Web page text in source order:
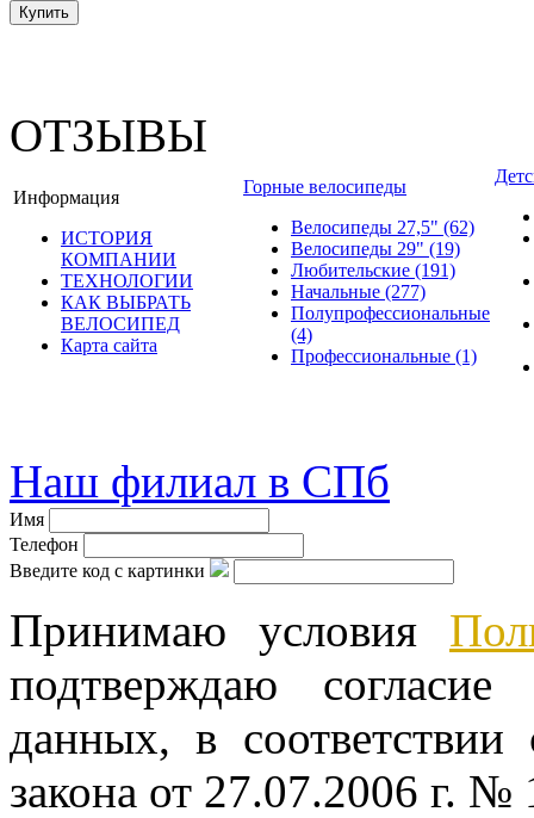
ОТЗЫВЫ
Информация
ИСТОРИЯ
КОМПАНИИ
ТЕХНОЛОГИИ
КАК ВЫБРАТЬ
ВЕЛОСИПЕД
Карта сайта
Горные велосипеды
Велосипеды 27,5" (62)
Велосипеды 29" (19)
Любительские (191)
Начальные (277)
Полупрофессиональные
(4)
Профессиональные (1)
Наш филиал в СПб
Имя
Телефон
Введите код с картинки
Принимаю условия
подтверждаю
данных, в
закона от 27.07.2006 г.